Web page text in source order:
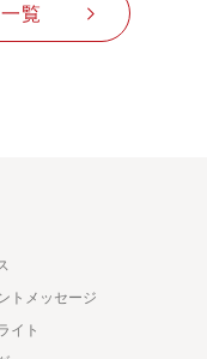
覧
トメッセージ
イト